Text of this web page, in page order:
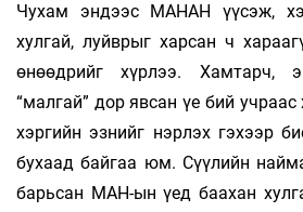
Чухам эндээс МАНАН үүсэж,
хулгай, луйврыг харсан ч
өнөөдрийг хүрлээ. Хамтарч,
“малгай” дор явсан үе бий учраас
хэргийн эзнийг нэрлэх гэхээр
бухаад байгаа юм. Сүүлийн
барьсан МАН-ын үед баахан